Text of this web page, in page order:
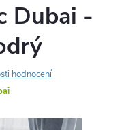
Dubai -
hodnocení